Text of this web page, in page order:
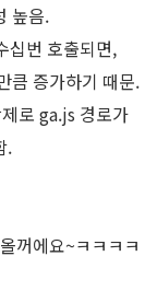
높음.
십번 호출되면,
큼 증가하기 때문.
로 ga.js 경로가
.
꺼에요~ㅋㅋㅋㅋ